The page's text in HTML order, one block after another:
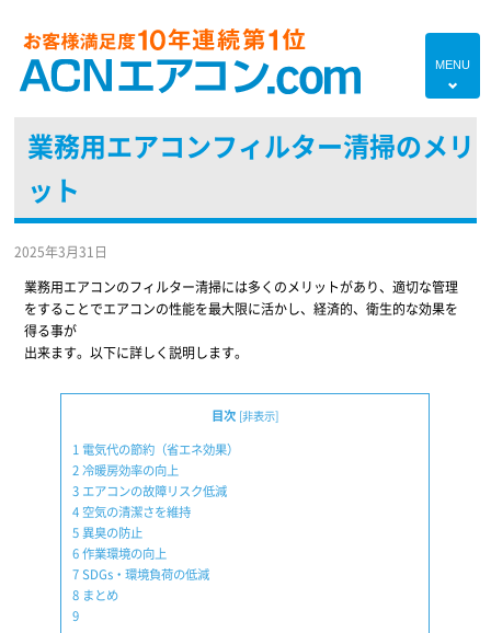
MENU
4
HOME
エアコン対応エリア
エアコンあれこれ
初めての方へ
エアコンブログ
よくあるご質問
現地調査・お見積り無料
業務用エアコンフィルター清掃のメリ
ット
2025年3月31日
業務用エアコンのフィルター清掃には多くのメリットがあり、適切な管理
をすることでエアコンの性能を最大限に活かし、経済的、衛生的な効果を
得る事が
出来ます。以下に詳しく説明します。
目次 [非表示]
1 電気代の節約（省エネ効果）
2冷暖房効率の向上
3 エアコンの故障リスク低減
4 空気の清潔さを維持
5異臭の防止
6作業環境の向上
7SDGs・環境負荷の低減
8 まとめ
9